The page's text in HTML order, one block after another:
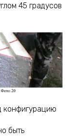
45 градусов
конфигурацию
быть